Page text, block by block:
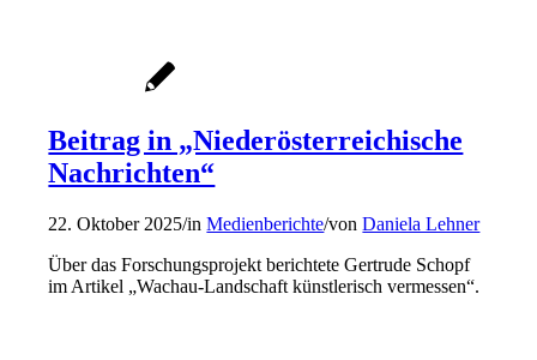
Beitrag in „Niederösterreichische
Nachrichten“
22. Oktober 2025/inMedienberichte/vonDaniela Lehner
Über das Forschungsprojekt berichtete Gertrude Schopf
im Artikel „Wachau-Landschaft künstlerisch vermessen“.